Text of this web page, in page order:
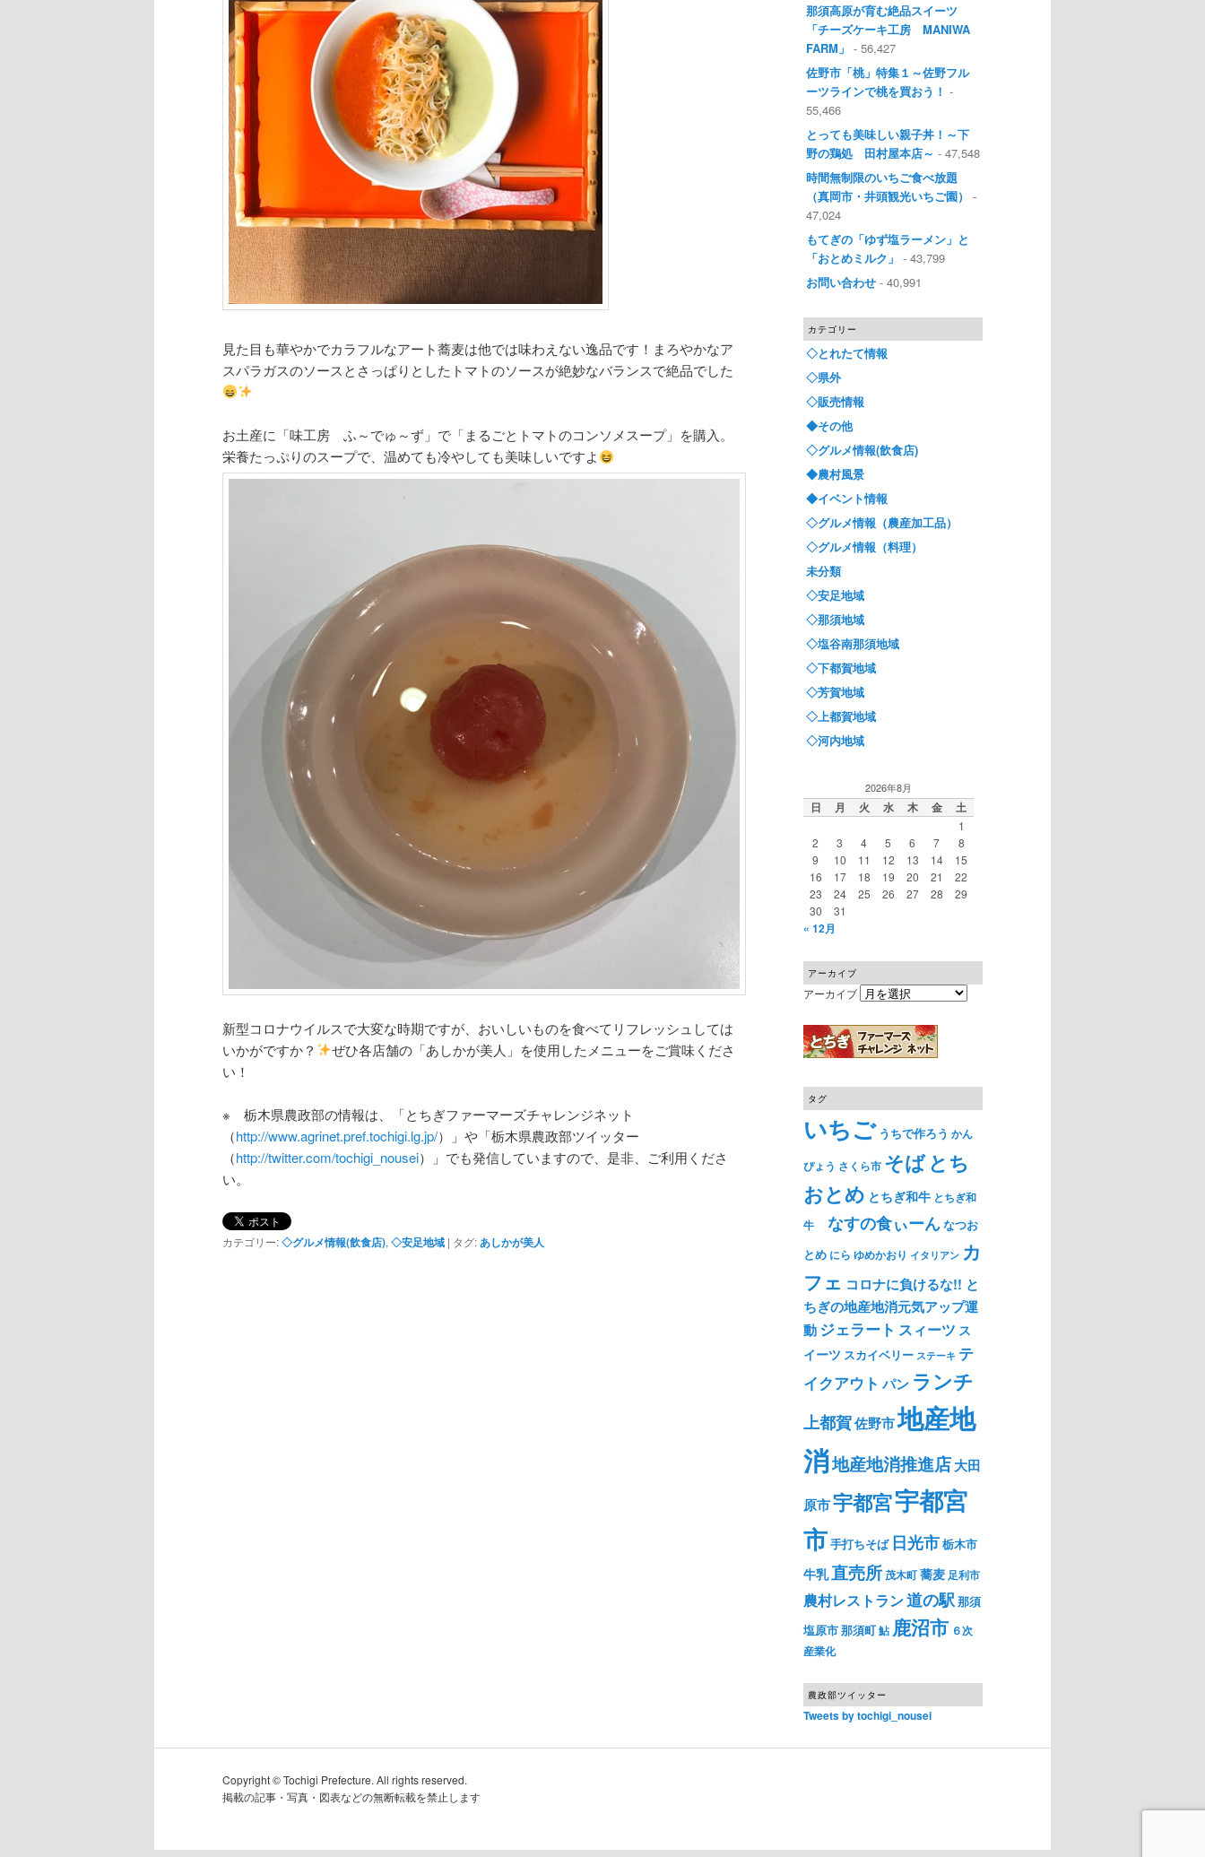
見た目も華やかでカラフルなアート蕎麦は他では味わえない逸品です！まろやかなア
スパラガスのソースとさっぱりとしたトマトのソースが絶妙なバランスで絶品でした
お土産に「味工房 ふ～でゅ～ず」で「まるごとトマトのコンソメスープ」を購入。
栄養たっぷりのスープで、温めても冷やしても美味しいですよ
新型コロナウイルスで大変な時期ですが、おいしいものを食べてリフレッシュしては
いかがですか？
ぜひ各店舗の「あしかが美人」を使用したメニューをご賞味くださ
い！
※ 栃木県農政部の情報は、「とちぎファーマーズチャレンジネット
（http://www.agrinet.pref.tochigi.lg.jp/）」や「栃木県農政部ツイッター
（http://twitter.com/tochigi_nousei）」でも発信していますので、是非、ご利用くださ
い。
カテゴリー:◇グルメ情報(飲食店), ◇安足地域 | タグ: あしかが美人
那須高原が育む絶品スイーツ
「チーズケーキ工房 MANIWA
FARM」 - 56,427
佐野市「桃」特集１～佐野フル
ーツラインで桃を買おう！ -
55,466
とっても美味しい親子丼！～下
野の鶏処 田村屋本店～ - 47,548
時間無制限のいちご食べ放題
（真岡市・井頭観光いちご園）
-
47,024
もてぎの「ゆず塩ラーメン」と
「おとめミルク」 - 43,799
お問い合わせ - 40,991
カテゴリー
◇とれたて情報
◇県外
◇販売情報
◆その他
◇グルメ情報(飲食店)
◆農村風景
◆イベント情報
◇グルメ情報（農産加工品）
◇グルメ情報（料理）
未分類
◇安足地域
◇那須地域
◇塩谷南那須地域
◇下都賀地域
◇芳賀地域
◇上都賀地域
◇河内地域
2026年8月
日 月 火 水 木 金 土
1
2
3 4 5 6 7
8
9
10 11 12 13 14
15
16
17 18 19 20 21
22
23
24 25 26 27 28
29
30
31
« 12月
アーカイブ
アーカイブ
タグ
いちご うちで作ろう かん
ぴょう さくら市 そばとち
おとめ とちぎ和牛 とちぎ和
牛
なすの食ぃーんなつお
とめ にら ゆめかおり イタリアン カ
フェ コロナに負けるな!! と
ちぎの地産地消元気アップ運
動ジェラート スィーツ ス
イーツ スカイベリー ステーキ テ
イクアウト パン ランチ
上都賀佐野市地産地
消地産地消推進店大田
原市宇都宮宇都宮
市手打ちそば 日光市栃木市
牛乳直売所 茂木町蕎麦 足利市
農村レストラン道の駅那須
塩原市那須町鮎 鹿沼市 ６次
産業化
農政部ツイッター
Tweets by tochigi_nousei
Copyright © Tochigi Prefecture. All rights reserved.
掲載の記事・写真・図表などの無断転載を禁止します